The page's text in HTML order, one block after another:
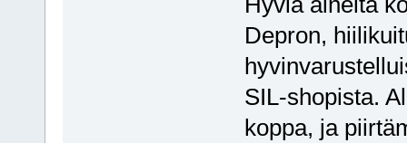
Depron,
SIL-shopista.
koppa, ja